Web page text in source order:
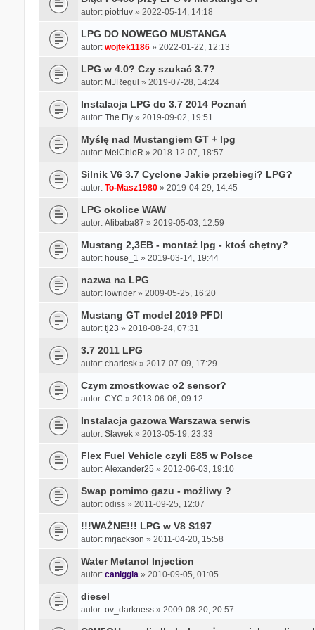
autor: piotrluv» 2022-05-14, 14:18
LPG DO NOWEGO MUSTANGA
autor: wojtek1186» 2022-01-22, 12:13
LPG w 4.0? Czy szukać 3.7?
autor: MJRegul » 2019-07-28, 14:24
Instalacja LPG do 3.7 2014 Poznań
autor: The Fly» 2019-09-02, 19:51
Myślę nad Mustangiem GT + lpg
autor: MelChioR » 2018-12-07, 18:57
Silnik V6 3.7 Cyclone Jakie przebiegi? LPG?
autor: To-Masz1980» 2019-04-29, 14:45
LPG okolice WAW
autor: Alibaba87 » 2019-05-03, 12:59
Mustang 2,3EB - montaż lpg - ktoś chętny?
autor: house_1 » 2019-03-14, 19:44
nazwa na LPG
autor: lowrider» 2009-05-25, 16:20
Mustang GT model 2019 PFDI
autor: tj23 » 2018-08-24, 07:31
3.7 2011 LPG
autor: charlesk» 2017-07-09, 17:29
Czym zmostkowac o2 sensor?
autor: CYC » 2013-06-06, 09:12
Instalacja gazowa Warszawa serwis
autor: Sławek» 2013-05-19, 23:33
Flex Fuel Vehicle czyli E85 w Polsce
autor: Alexander25 » 2012-06-03, 19:10
Swap pomimo gazu - możliwy ?
autor: odiss» 2011-09-25, 12:07
!!!WAŻNE!!! LPG w V8 S197
autor: mrjackson » 2011-04-20, 15:58
Water Metanol Injection
autor: caniggia» 2010-09-05, 01:05
diesel
autor: ov_darkness» 2009-08-20, 20:57